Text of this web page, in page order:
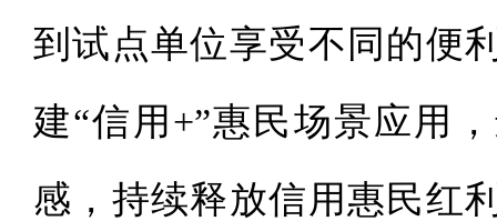
到试点单位享受不同的便
建“信用 +”惠民场景应用
感，持续释放信用惠民红